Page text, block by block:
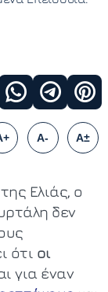
A- A±
Ελιάς, ο
δεν
ότι οι
για έναν